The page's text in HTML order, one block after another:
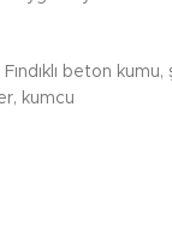
Fındıklı beton
kumcu